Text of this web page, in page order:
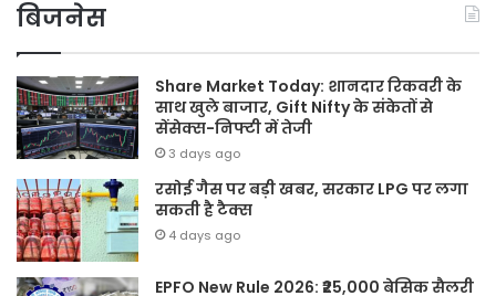
बिजनेस
Share Market Today: शानदार रिकवरी के
साथ खुले बाजार, Gift Nifty के संकेतों से
सेंसेक्स-निफ्टी में तेजी
3 days ago
रसोई गैस पर बड़ी खबर, सरकार LPG पर लगा
सकती है टैक्स
4 days ago
EPFO New Rule 2026: ₹25,000 बेसिक सैलरी